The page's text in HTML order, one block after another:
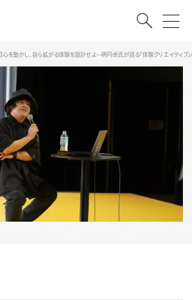
索
ップ
心を動かし、自ら拡がる体験を設計せよ—明円卓氏が語る「体験クリエイティブ